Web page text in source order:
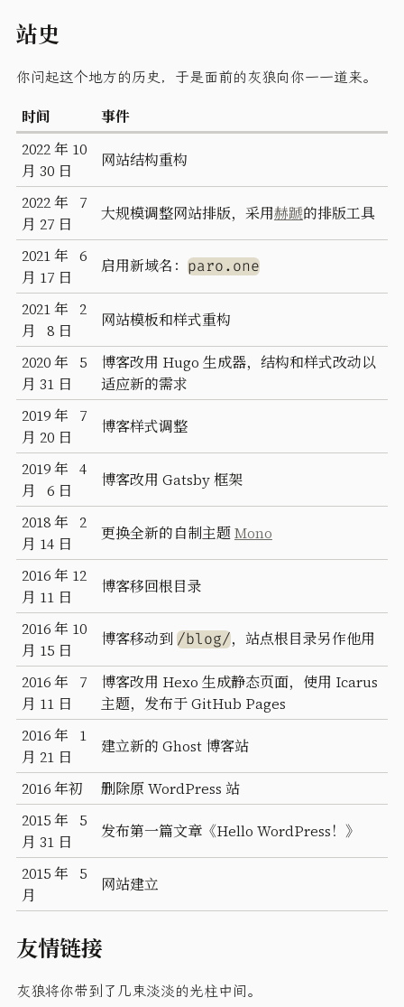
站史
你问起这个地方的历史，于是面前的灰狼向你一一道来。
时间
事件
2022 年 10
月 30 日
网站结构重构
2022 年 7
月 27 日
大规模调整网站排版，采用赫蹏的排版工具
2021 年 6
月 17 日
启用新域名： paro.one
2021 年 2
月 8 日
网站模板和样式重构
2020 年 5
月 31 日
博客改用 Hugo 生成器，结构和样式改动以
适应新的需求
2019 年 7
月 20 日
博客样式调整
2019 年 4
月 6 日
博客改用 Gatsby 框架
2018 年 2
月 14 日
更换全新的自制主题Mono
2016 年 12
月 11 日
博客移回根目录
2016 年 10
月 15 日
博客移动到 /blog/，站点根目录另作他用
2016 年 7
月 11 日
博客改用 Hexo 生成静态页面，使用 Icarus
主题，发布于 GitHub Pages
2016 年 1
月 21 日
建立新的 Ghost 博客站
2016 年初
删除原 WordPress 站
2015 年 5
月 31 日
发布第一篇文章《Hello WordPress！》
2015 年 5
月
网站建立
友情链接
灰狼将你带到了几束淡淡的光柱中间。